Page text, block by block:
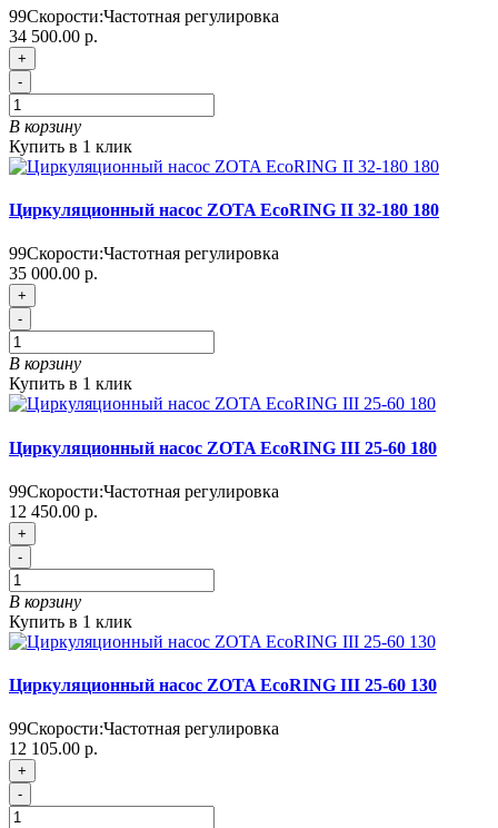
99Скорости:Частотная регулировка
34 500.00 р.
+
-
В корзину
Купить в 1 клик
Циркуляционный насос ZOTA EcoRING II 32-180 180
99Скорости:Частотная регулировка
35 000.00 р.
+
-
В корзину
Купить в 1 клик
Циркуляционный насос ZOTA EcoRING III 25-60 180
99Скорости:Частотная регулировка
12 450.00 р.
+
-
В корзину
Купить в 1 клик
Циркуляционный насос ZOTA EcoRING III 25-60 130
99Скорости:Частотная регулировка
12 105.00 р.
+
-